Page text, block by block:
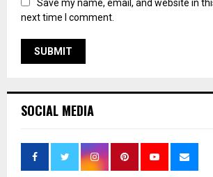
Save my name, email, and website in
next time I comment.
SOCIAL MEDIA